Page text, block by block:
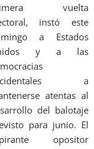
vuelta
instó este
a Estados
y a las
a
atentas al
del balotaje
para junio. El
opositor